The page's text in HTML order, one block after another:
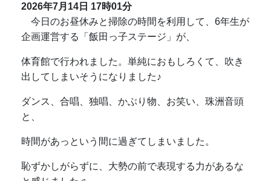
2026年7月14日 17時01分
今日のお昼休みと掃除の時間を利用して、6年生が
企画運営する「飯田っ子ステージ」が、
体育館で行われました。単純におもしろくて、吹き
出してしまいそうになりました♪
ダンス、合唱、独唱、かぶり物、お笑い、珠洲音頭
と、
時間があっという間に過ぎてしまいました。
恥ずかしがらずに、大勢の前で表現する力があるな